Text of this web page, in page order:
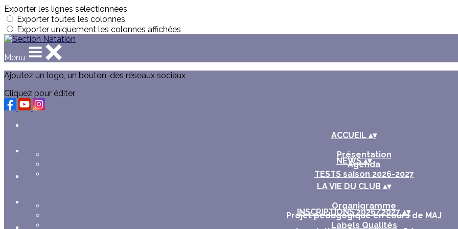
Exporter les lignes sélectionnées
Exporter toutes les colonnes
Exporter uniquement les colonnes affichées
Menu
Ajoutez un logo, un bouton, des réseaux sociaux
Cliquez pour éditer
ACCUEIL ▴▾
Présentation
Agenda
TESTS saison 2026-2027
NEWS▴▾
LA VIE DU CLUB ▴▾
Organigramme
Projet pédagogique en cours de MAJ
Labels Qualités
INSCRIPTIONS 2026/2027▴▾